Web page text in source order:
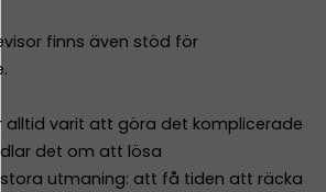
finns även stöd för
alltid varit att göra det komplicerade
det om att lösa
utmaning: att få tiden att räcka